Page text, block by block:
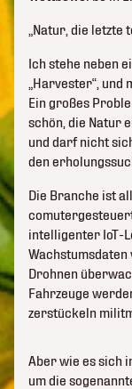
„Natur, die letzte
Ich stehe neben
„Harvester“, und
Ein großes
schön, die Natur
und darf nicht
den
Die Branche ist
intelligenter IoT-
Drohnen
Fahrzeuge
zerstückeln
Aber wie es sich
um die